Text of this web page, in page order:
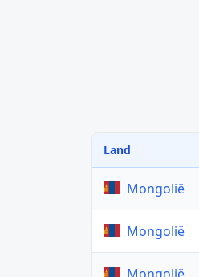
Land
Mongolië
Mongolië